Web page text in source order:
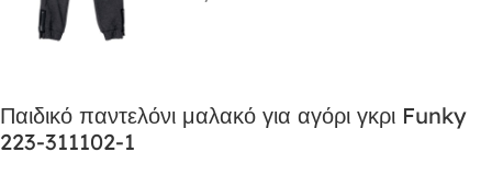
Παιδικό παντελόνι μαλακό για αγόρι γκρι Funky
223-311102-1